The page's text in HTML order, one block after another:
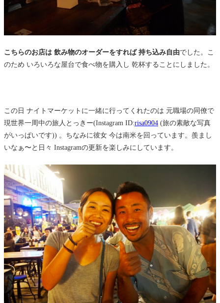
こちらのお店は 飲み物のオーダーをすれば 持ち込み自由でした。こ
のため いろいろな屋台で食べ物を購入し 乾杯することにしました。
この日 ナイトマーケットに一緒に行ってくれたのは 元職場の同僚で
現世界一周中の旅人とっきー(Instagram ID:risa0904 (旅の素敵な写真
がいっぱいです)) 。ちなみに彼女 今は南米を回っています。羨まし
いなぁ〜と日々 Instagramの更新を楽しみにしています。